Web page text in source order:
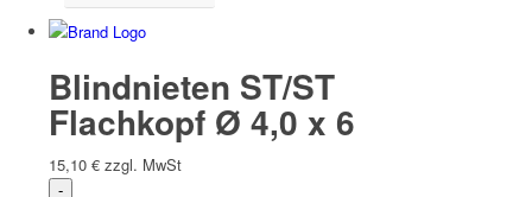
Blindnieten ST/ST
Flachkopf Ø 4,0 x 6
15,10 € zzgl. MwSt